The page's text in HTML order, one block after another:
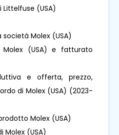
Littelfuse (USA)
società Molex (USA)
Molex (USA) e fatturato
e offerta, prezzo,
di Molex (USA) (2023-
Molex (USA)
Molex (USA)